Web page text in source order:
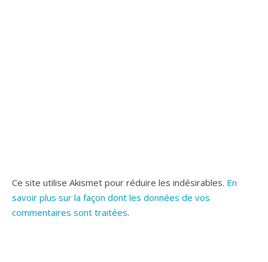
Ce site utilise Akismet pour réduire les indésirables. En
savoir plus sur la façon dont les données de vos
commentaires sont traitées.